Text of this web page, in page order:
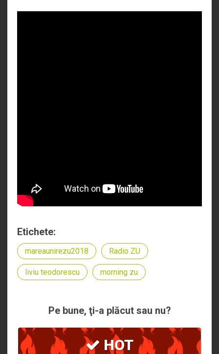
Etichete:
mareaunirezu2018 Radio ZU
liviu teodorescu morning zu
Pe bune, ţi-a plăcut sau nu?
HOT